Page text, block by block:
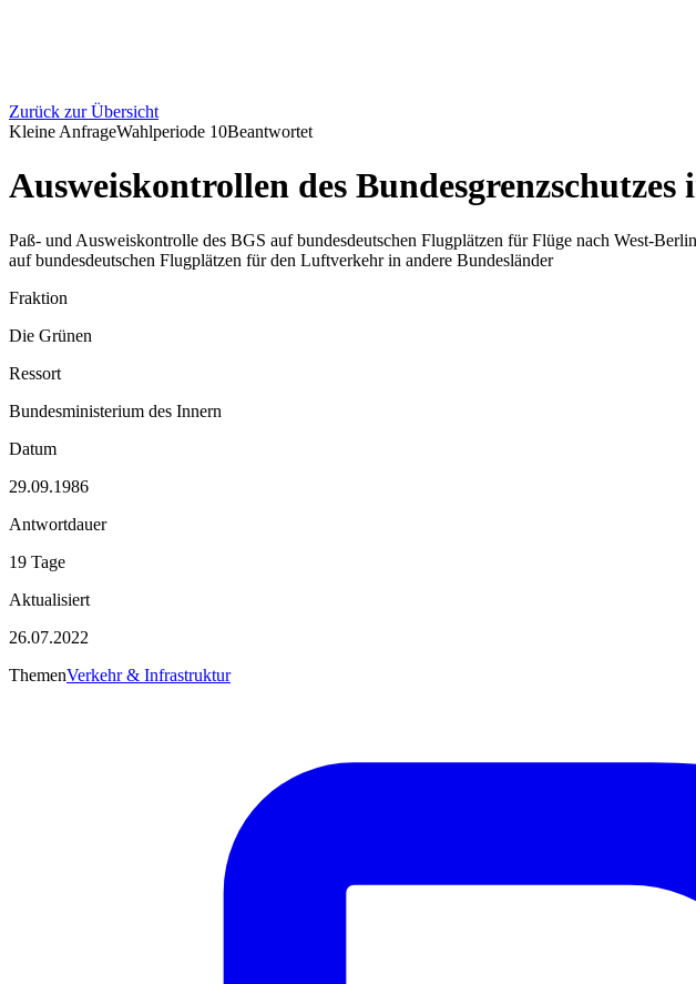
Zurück zur Übersicht
Kleine AnfrageWahlperiode 10Beantwortet
Ausweiskontrollen des
Paß- und Ausweiskontrolle des BGS auf bundesdeutschen Flugplätzen für Flüge nach West-
auf bundesdeutschen Flugplätzen für den Luftverkehr in andere Bundesländer
Fraktion
Die Grünen
Ressort
Bundesministerium des Innern
Datum
29.09.1986
Antwortdauer
19 Tage
Aktualisiert
26.07.2022
ThemenVerkehr & Infrastruktur